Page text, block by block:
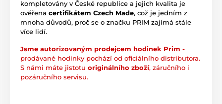
kompletovány v České republice a jejich kvalita je
ověřena certifikátem Czech Made, což je jedním z
mnoha důvodů, proč se o značku PRIM zajímá stále
více lidí.
Jsme autorizovaným prodejcem hodinek Prim -
prodávané hodinky pochází od oficiálního distributora.
S námi máte jistotu originálního zboží, záručního i
pozáručního servisu.